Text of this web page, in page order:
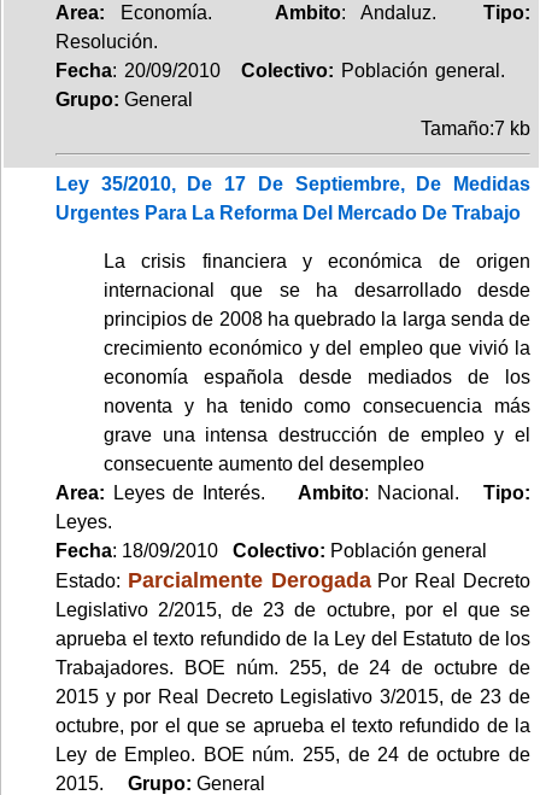
Area: Economía. Ambito: Andaluz. Tipo:
Resolución.
Fecha: 20/09/2010Colectivo: Población general.
Grupo: General
Tamaño:7 kb
Ley 35/2010, De 17 De Septiembre, De Medidas
Urgentes Para La Reforma Del Mercado De Trabajo
La crisis financiera y económica de origen
internacional que se ha desarrollado desde
principios de 2008 ha quebrado la larga senda de
crecimiento económico y del empleo que vivió la
economía española desde mediados de los
noventa y ha tenido como consecuencia más
grave una intensa destrucción de empleo y el
consecuente aumento del desempleo
Area: Leyes de Interés.Ambito: Nacional.Tipo:
Leyes.
Fecha: 18/09/2010 Colectivo: Población general
Estado: Parcialmente DerogadaPor Real Decreto
Legislativo 2/2015, de 23 de octubre, por el que se
aprueba el texto refundido de la Ley del Estatuto de los
Trabajadores. BOE núm. 255, de 24 de octubre de
2015 y por Real Decreto Legislativo 3/2015, de 23 de
octubre, por el que se aprueba el texto refundido de la
Ley de Empleo. BOE núm. 255, de 24 de octubre de
2015.
Grupo: General